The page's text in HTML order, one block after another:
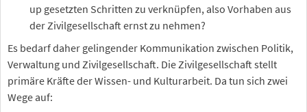
up gesetzten Schritten zu verknüpfen, also Vorhaben aus
der Zivilgesellschaft ernst zu nehmen?
Es bedarf daher gelingender Kommunikation zwischen Politik,
Verwaltung und Zivilgesellschaft. Die Zivilgesellschaft stellt
primäre Kräfte der Wissen- und Kulturarbeit. Da tun sich zwei
Wege auf: